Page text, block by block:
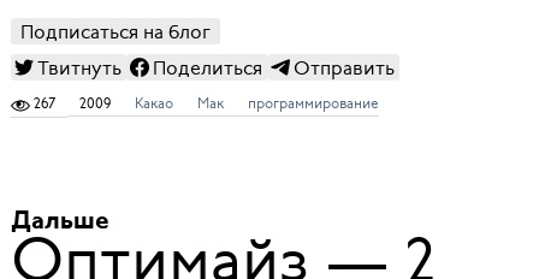
Подписаться на блог
Твитнуть
Поделиться Отправить
267 2009 Какао Мак программирование
Дальше
Оптимайз — 2